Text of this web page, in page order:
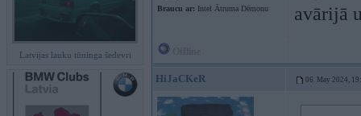
Latvijas lauku tūninga šedevri
Braucu ar: Intel Ātruma Dēmonu
avārijā
HiJaCKeR 06. May 2024,